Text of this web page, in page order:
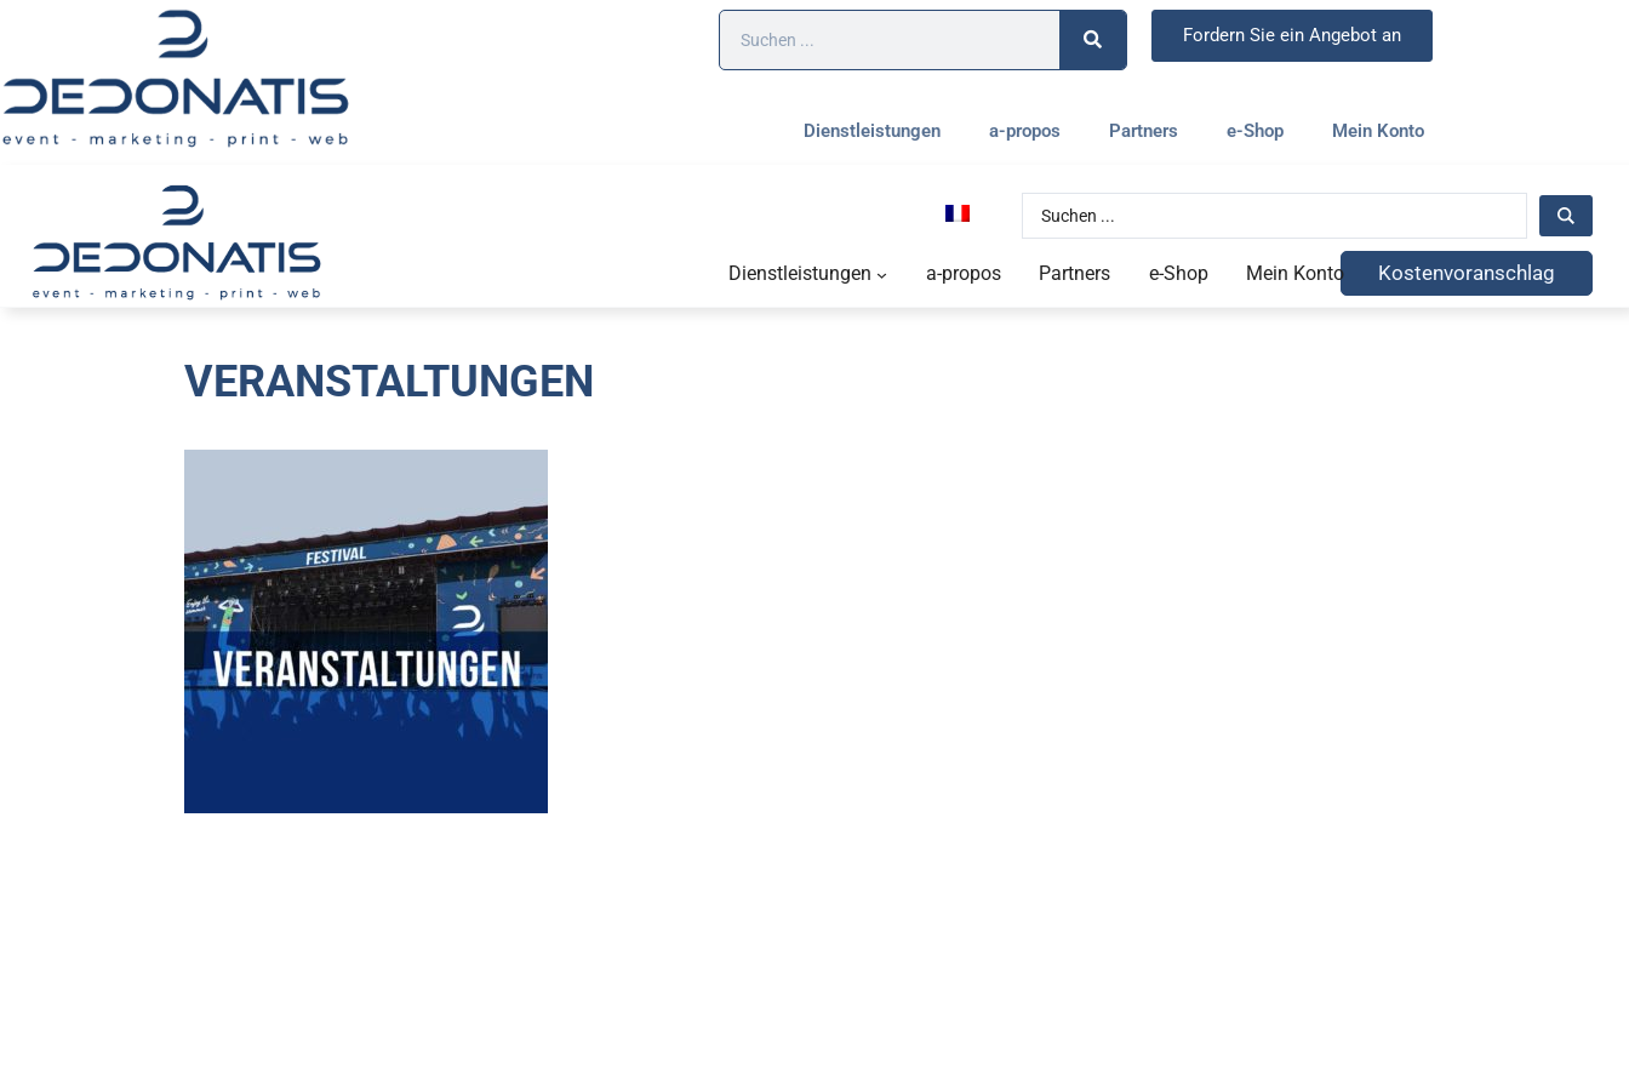
Fordern Sie ein Angebot an
Dienstleistungen a-propos Partners e-Shop Mein Konto
Dienstleistungen a-propos Partners e-Shop Mein Konto Kostenvoranschlag
VERANSTALTUNGEN